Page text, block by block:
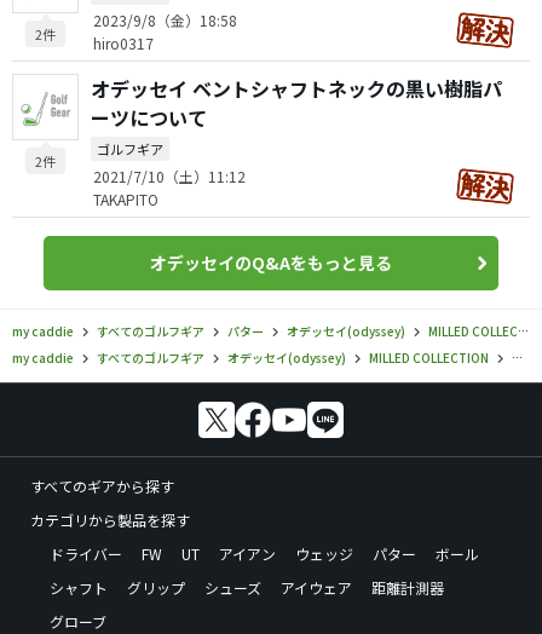
2件
2023/9/8（金）18:58
hiro0317
2件
オデッセイ ベントシャフトネックの黒い樹脂パ
ーツについて
ゴルフギア
2021/7/10（土）11:12
TAKAPITO
オデッセイのQ&Aをもっと見る
my caddie すべてのゴルフギア パター オデッセイ(odyssey)
MILLED COLLECTION
my caddie
すべてのゴルフギア オデッセイ(odyssey) MILLED COLLECTION オデ
すべてのギアから探す
カテゴリから製品を探す
ドライバー
FW UT アイアン ウェッジ パター
ボール
シャフト
グリップ シューズ アイウェア
距離計測器
グローブ